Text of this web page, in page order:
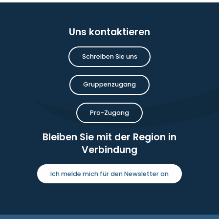
Uns kontaktieren
Schreiben Sie uns
Gruppenzugang
Pro-Zugang
Bleiben Sie mit der Region in
Verbindung
Ich melde mich für den Newsletter an